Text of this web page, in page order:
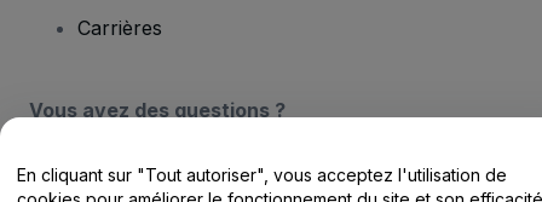
Carrières
Vous avez des questions ?
Centre d'assistance / Nous contacter
En cliquant sur "Tout autoriser", vous acceptez l'utilisation de